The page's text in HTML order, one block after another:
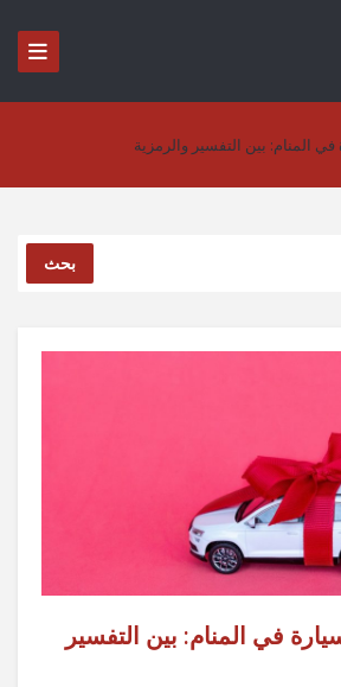
المنام: بين التفسير والرمزية
بحث
في المنام: بين التفسير